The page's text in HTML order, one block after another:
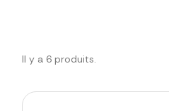
Il y a 6 produits.